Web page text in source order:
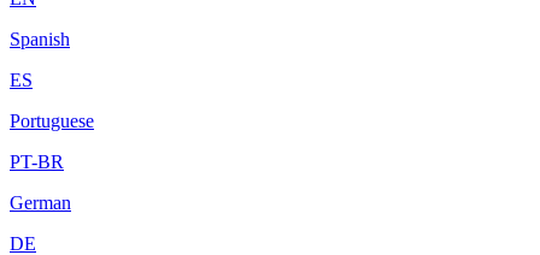
Spanish
ES
Portuguese
PT-BR
German
DE